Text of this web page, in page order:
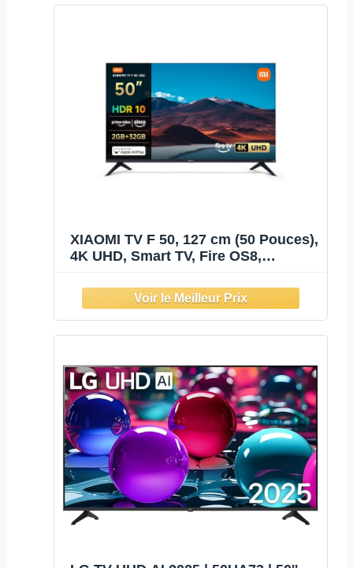
XIAOMI TV F 50, 127 cm (50 Pouces),
4K UHD, Smart TV, Fire OS8,
MEMC, 60Hz avec 120Hz Game
Boost Mode, 2Go+32Go, Compatible
avec Apple AirPlay